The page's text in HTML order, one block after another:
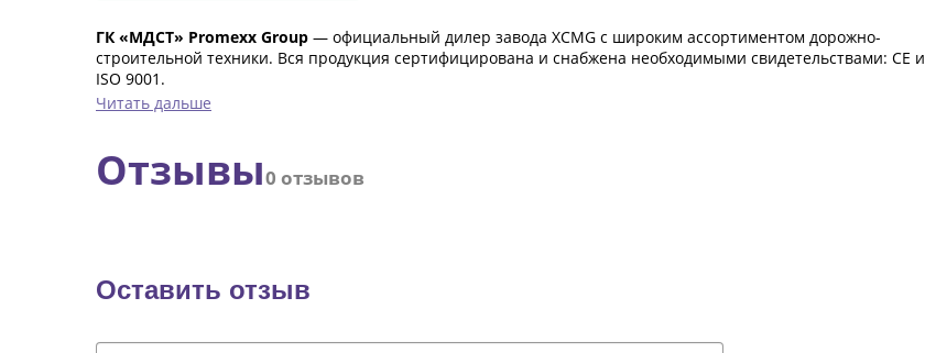
ГК «МДСТ» Promexx Group — официальный дилер завода XCMG с широким ассортиментом дорожно-
строительной техники. Вся продукция сертифицирована и снабжена необходимыми свидетельствами: CE и
ISO 9001.
Компания поставляет строительную технику, машины для дорожных работ, запчасти и шины.
При необходимости можно приобрести оригинальные запчасти и расходные материалы на складе или под
заказ. Доставка от 14 дней.
Читать дальше
Отзывы0 отзывов
Оставить отзыв